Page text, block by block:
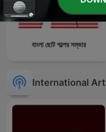
বাংলা ছোট গল্পের সম্ভার
International